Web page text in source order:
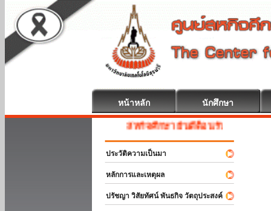
หน้าหลัก นักศึกษา
สหกิจศึกษา ยินดีต้อนรับ
ประวัติความเป็นมา
หลักการและเหตุผล
ปรัชญา วิสัยทัศน์ พันธกิจ วัตถุประสงค์